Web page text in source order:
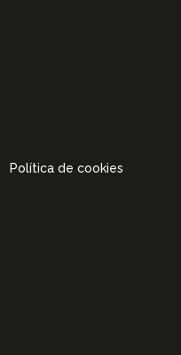
Política de cookies